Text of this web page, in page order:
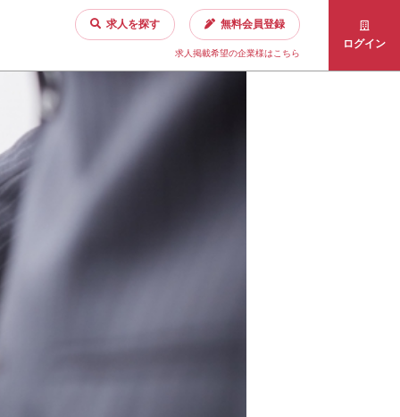
求人を探す 無料会員登録
求人掲載希望の企業様はこちら
ログイン